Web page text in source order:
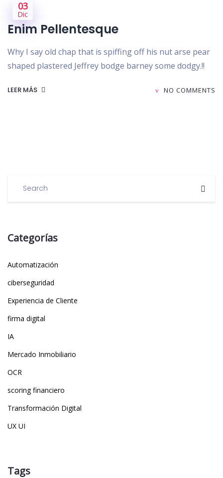
03
Dic
Enim Pellentesque
Why I say old chap that is spiffing off his nut arse pear
shaped plastered Jeffrey bodge barney some dodgy.!!
LEER MÁS NO COMMENTS
Categorías
Automatización
ciberseguridad
Experiencia de Cliente
firma digital
IA
Mercado Inmobiliario
OCR
scoring financiero
Transformación Digital
UX UI
Tags